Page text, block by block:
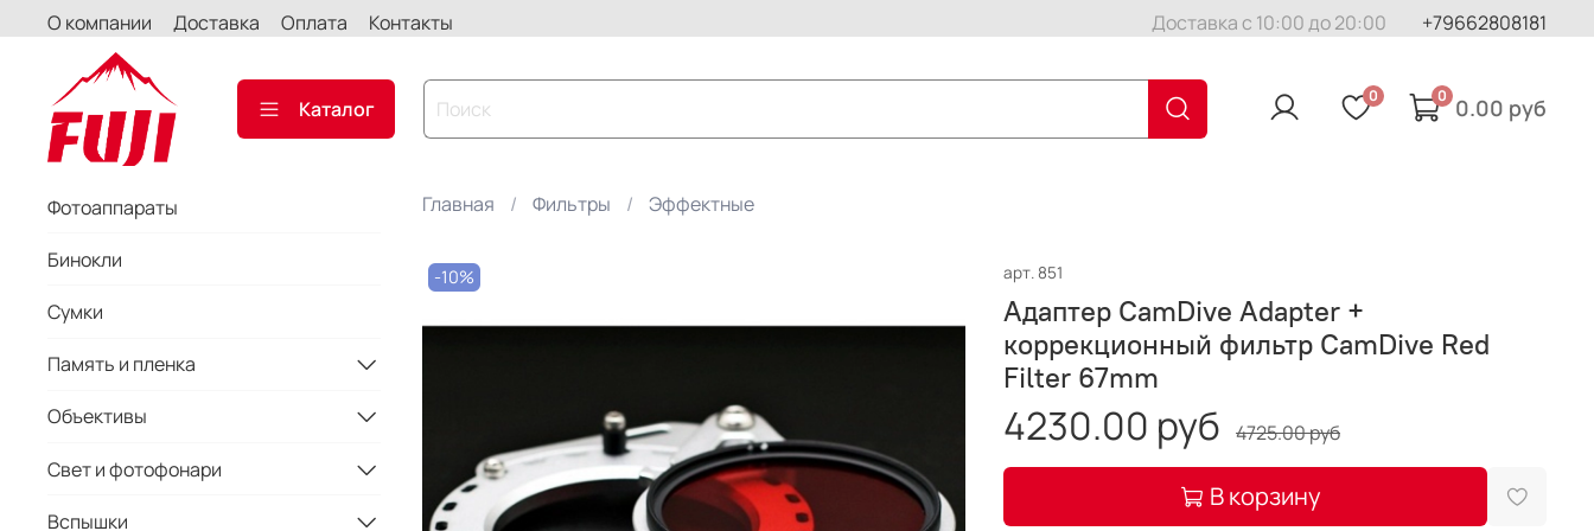
О компании Доставка Оплата Контакты Доставка с 10:00 до 20:00 +79662808181
Каталог
0 0 0.00 руб
Главная Фильтры Эффектные
-10% арт.851
Адаптер CamDive Adapter +
коррекционный фильтр CamDive Red
Filter 67mm
4230.00 руб 4725.00 руб
В корзину
Фотоаппараты
Бинокли
Сумки
Память и пленка
Объективы
Свет и фотофонари
Вспышки